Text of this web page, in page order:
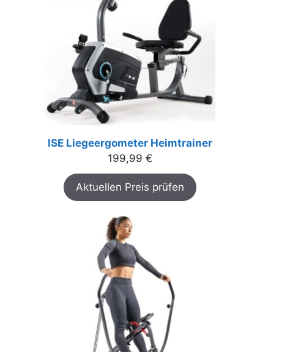
ISE Liegeergometer Heimtrainer
199,99 €
Aktuellen Preis prüfen